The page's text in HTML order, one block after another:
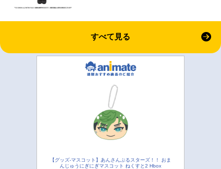
すべて見る
【グッズ-マスコット】あんさんぶるスターズ！！ おま
んじゅうにぎにぎマスコット ねくすと2 Hbox